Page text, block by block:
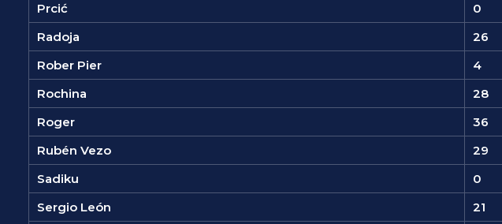
Prcić
0
Radoja
26
Rober Pier
4
Rochina
28
Roger
36
Rubén Vezo
29
Sadiku
0
Sergio León
21